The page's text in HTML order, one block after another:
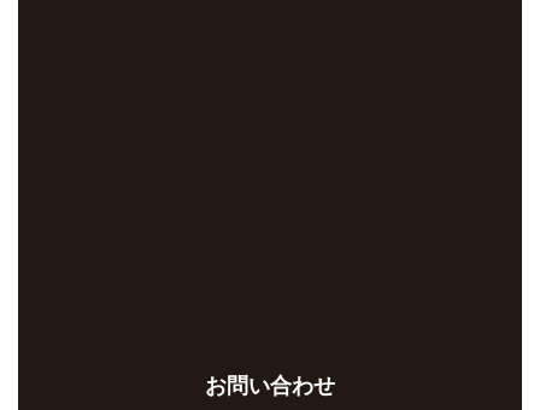
お問い合わせ